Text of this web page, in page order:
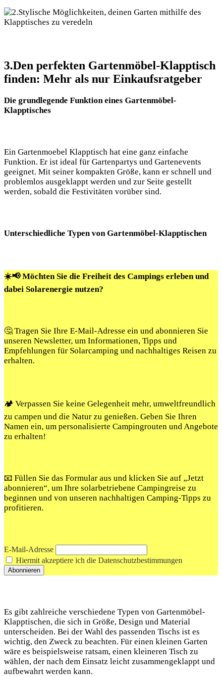
3.Den perfekten Gartenmöbel-Klapptisch
finden: Mehr als nur Einkaufsratgeber
Die grundlegende Funktion eines Gartenmöbel-
Klapptisches
Ein Gartenmoebel Klapptisch hat eine ganz einfache
Funktion. Er ist ideal für Gartenpartys und Gartenevents
geeignet. Mit seiner kompakten Größe, kann er schnell und
problemlos ausgeklappt werden und zur Seite gestellt
werden, sobald die Festivitäten vorüber sind.
Unterschiedliche Typen von Gartenmöbel-Klapptischen
☀️📢 Möchten Sie die Freiheit des Campings erleben und
dabei Solarenergie nutzen?
🤔 Tragen Sie Ihre E-Mail-Adresse ein und abonnieren Sie
unseren Newsletter, um Informationen, Tipps und
Empfehlungen für Solarcamping und nachhaltiges Reisen zu
erhalten.
🏕️ Verpassen Sie keine Gelegenheit mehr, umweltfreundlich
zu campen und die Natur zu genießen. Geben Sie Ihren
Namen ein, um personalisierte Campingrouten und Angebote
zu erhalten!
📧 Füllen Sie das Formular aus und klicken Sie auf „Jetzt
abonnieren“, um Ihre solarbetriebene Campingreise zu
beginnen und von unseren nachhaltigen Camping-Tipps zu
profitieren.
E-Mail-Adresse
Hiermit akzeptiere ich die Datenschutzbestimmungen
Es gibt zahlreiche verschiedene Typen von Gartenmöbel-
Klapptischen, die sich in Größe, Design und Material
unterscheiden. Bei der Wahl des passenden Tischs ist es
wichtig, den Zweck zu beachten. Für einen kleinen Garten
wäre es beispielsweise ratsam, einen kleineren Tisch zu
wählen, der nach dem Einsatz leicht zusammengeklappt und
aufbewahrt werden kann.